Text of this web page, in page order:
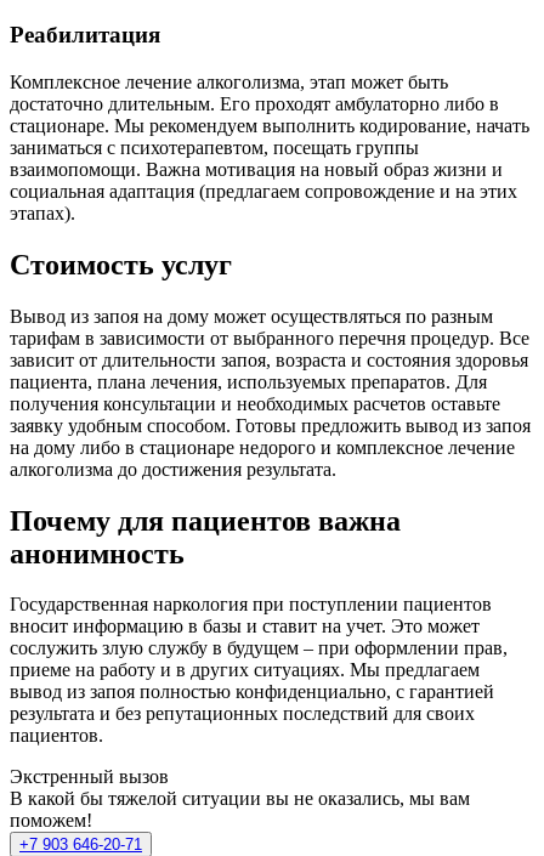
Реабилитация
Комплексное лечение алкоголизма, этап может быть
достаточно длительным. Его проходят амбулаторно либо в
стационаре. Мы рекомендуем выполнить кодирование, начать
заниматься с психотерапевтом, посещать группы
взаимопомощи. Важна мотивация на новый образ жизни и
социальная адаптация (предлагаем сопровождение и на этих
этапах).
Стоимость услуг
Вывод из запоя на дому может осуществляться по разным
тарифам в зависимости от выбранного перечня процедур. Все
зависит от длительности запоя, возраста и состояния здоровья
пациента, плана лечения, используемых препаратов. Для
получения консультации и необходимых расчетов оставьте
заявку удобным способом. Готовы предложить вывод из запоя
на дому либо в стационаре недорого и комплексное лечение
алкоголизма до достижения результата.
Почему для пациентов важна
анонимность
Государственная наркология при поступлении пациентов
вносит информацию в базы и ставит на учет. Это может
сослужить злую службу в будущем – при оформлении прав,
приеме на работу и в других ситуациях. Мы предлагаем
вывод из запоя полностью конфиденциально, с гарантией
результата и без репутационных последствий для своих
пациентов.
Экстренный вызов
В какой бы тяжелой ситуации вы не оказались, мы вам
поможем!
+7 903 646-20-71